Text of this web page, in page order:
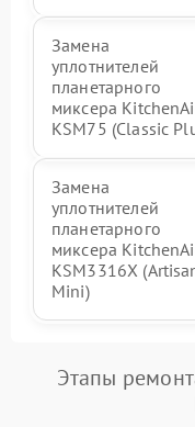
Замена
уплотнителей
планетарного
миксера
KSM75 (Classic
Замена
уплотнителей
планетарного
миксера
KSM3316X
Mini)
Этапы